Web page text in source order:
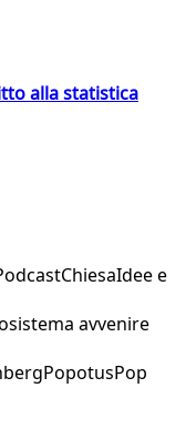
alla statistica
ChiesaIdee e
avvenire
PopotusPop